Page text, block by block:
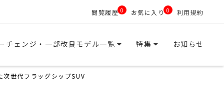
閲覧履歴 0 お気に入り 0 利用規約
チェンジ・一部改良モデル一覧 特集 お知らせ
世代フラッグシップSUV